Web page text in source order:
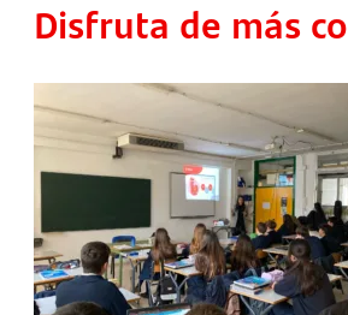
Disfruta de más